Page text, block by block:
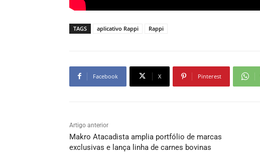
TAGS aplicativo Rappi Rappi
Facebook X Pinterest
Artigo anterior
Makro Atacadista amplia portfólio de marcas
exclusivas e lança linha de carnes bovinas